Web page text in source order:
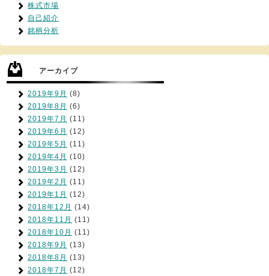
株式市場
自己紹介
銘柄分析
アーカイブ
2019年9月 (8)
2019年8月 (6)
2019年7月 (11)
2019年6月 (12)
2019年5月 (11)
2019年4月 (10)
2019年3月 (12)
2019年2月 (11)
2019年1月 (12)
2018年12月 (14)
2018年11月 (11)
2018年10月 (11)
2018年9月 (13)
2018年8月 (13)
2018年7月 (12)